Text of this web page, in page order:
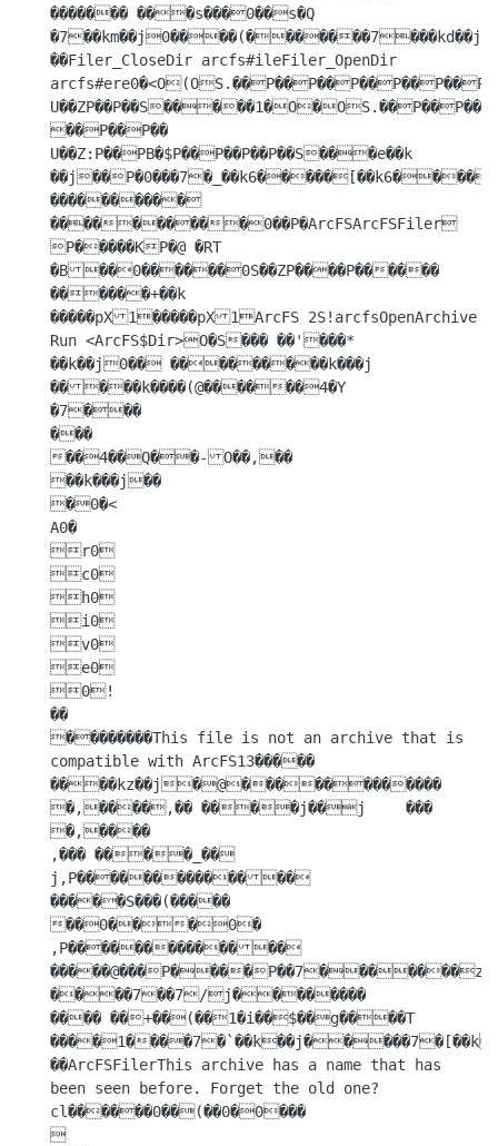
������� ���s���0��s�Q
�7��km��j0����(�������7���kd��j
��Filer_CloseDir arcfs#ileFiler_OpenDir
��P��P��
U��Z:P��PB�$P��P��P��P��S���e��k
����������
����������0��P�ArcFSArcFSFiler
Р�����KP�@ �RT
�B��0������0S��ZP����P������
������+��k
�����pX1�����pX1ArcFS 2S!arcfsOpenArchive
Run <ArcFS$Dir>O�S��� ��'���*
��k��j0�� ���������k���j
�����k����(@������4�Y
�7���
���
��4��Q��-O��,��
��k���j��
�0�<
A0�
r0
c0
h0
i0
v0
e0
0!
��
��������This file is not an archive that is
compatible with ArcFS13�����
����kz��j�@������������
�,����,�� ����j��j	���
�,����
,��� ����_��
j,P��������������
�����S���(�����
��0���0�
,P��������������
����7��7/j��������
���� ��+��(��1�i��$��g����T
����1�
��ArcFSFilerThis archive has a name that has
been seen before. Forget the old one?
cl������0��(��0�0���
